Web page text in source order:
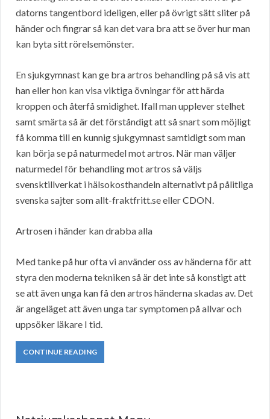
datorns tangentbord ideligen, eller på övrigt sätt sliter på
händer och fingrar så kan det vara bra att se över hur man
kan byta sitt rörelsemönster.
En sjukgymnast kan ge bra artros behandling på så vis att
han eller hon kan visa viktiga övningar för att härda
kroppen och återfå smidighet. Ifall man upplever stelhet
samt smärta så är det förståndigt att så snart som möjligt
få komma till en kunnig sjukgymnast samtidigt som man
kan börja se på naturmedel mot artros. När man väljer
naturmedel för behandling mot artros så väljs
svensktillverkat i hälsokosthandeln alternativt på pålitliga
svenska sajter som allt-fraktfritt.se eller CDON.
Artrosen i händer kan drabba alla
Med tanke på hur ofta vi använder oss av händerna för att
styra den moderna tekniken så är det inte så konstigt att
se att även unga kan få den artros händerna skadas av. Det
är angeläget att även unga tar symptomen på allvar och
uppsöker läkare I tid.
CONTINUE READING